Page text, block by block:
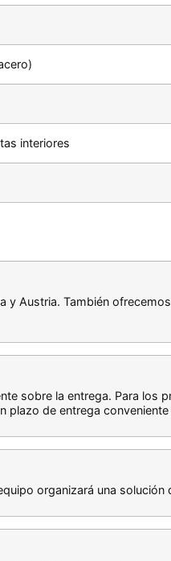
interiores
y Austria. También
sobre la entrega. Para los
de entrega conveniente
organizará una